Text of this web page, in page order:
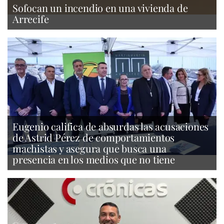
Sofocan un incendio en una vivienda de
Arrecife
Eugenio califica de absurdas las acusaciones
de Astrid Pérez de comportamientos
machistas y asegura que busca una
presencia en los medios que no tiene